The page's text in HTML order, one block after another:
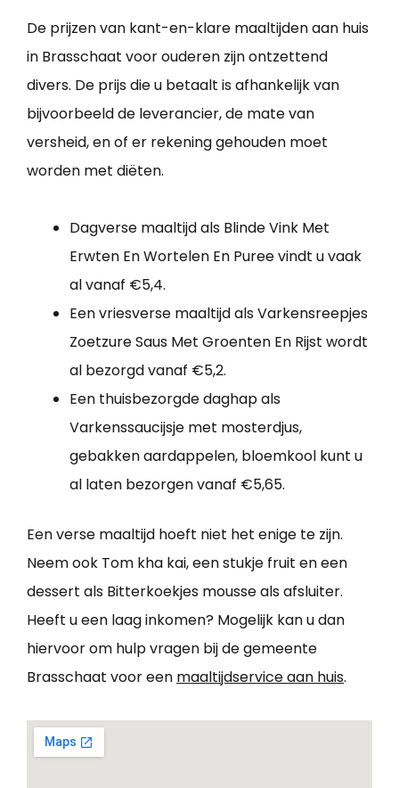
De prijzen van kant-en-klare maaltijden aan huis
in Brasschaat voor ouderen zijn ontzettend
divers. De prijs die u betaalt is afhankelijk van
bijvoorbeeld de leverancier, de mate van
versheid, en of er rekening gehouden moet
worden met diëten.
Dagverse maaltijd als Blinde Vink Met
Erwten En Wortelen En Puree vindt u vaak
al vanaf €5,4.
Een vriesverse maaltijd als Varkensreepjes
Zoetzure Saus Met Groenten En Rijst wordt
al bezorgd vanaf €5,2.
Een thuisbezorgde daghap als
Varkenssaucijsje met mosterdjus,
gebakken aardappelen, bloemkool kunt u
al laten bezorgen vanaf €5,65.
Een verse maaltijd hoeft niet het enige te zijn.
Neem ook Tom kha kai, een stukje fruit en een
dessert als Bitterkoekjes mousse als afsluiter.
Heeft u een laag inkomen? Mogelijk kan u dan
hiervoor om hulp vragen bij de gemeente
Brasschaat voor een maaltijdservice aan huis.